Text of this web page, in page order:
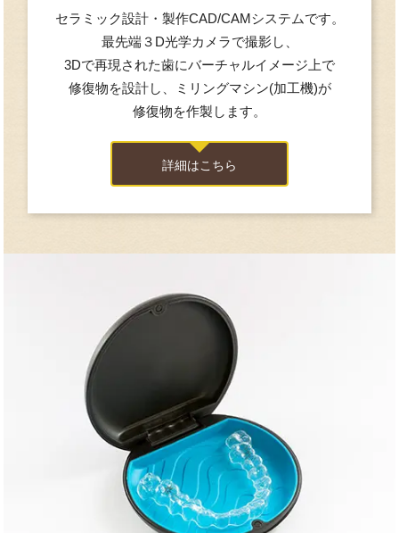
セラミック設計・製作CAD/CAMシステムです。
最先端３D光学カメラで撮影し、
3Dで再現された歯にバーチャルイメージ上で
修復物を設計し、
ミリングマシン(加工機)が
修復物を作製します。
詳細はこちら